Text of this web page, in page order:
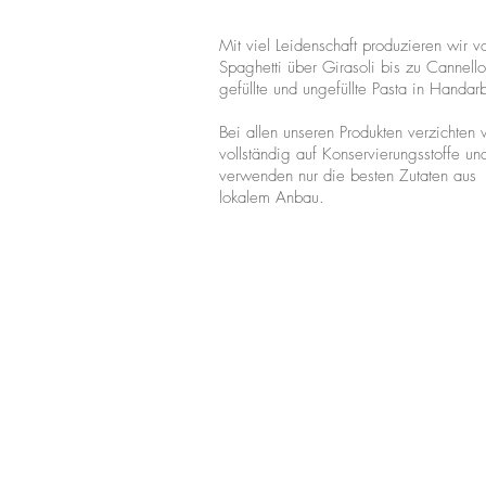
Mit viel Leidenschaft produzieren wir
Spaghetti über Girasoli bis zu
gefüllte und ungefüllte Pasta in
Bei allen unseren Produkten verzichten
vollständig auf Konservierungsstoffe
verwenden nur die besten Zutaten aus
lokalem Anbau.